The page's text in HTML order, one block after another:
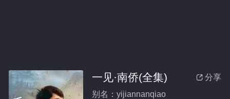
 分享
一见·南侨(全集)
别名：yijiannanqiao